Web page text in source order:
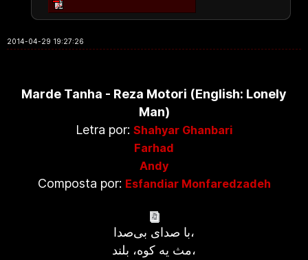
2014-04-29 19:27:26
Marde Tanha - Reza Motori (English: Lonely
Man)
Letra por: Shahyar Ghanbari
Farhad
Andy
Composta por: Esfandiar Monfaredzadeh
با صدای بی‌صدا،
مث يه کوه، بلند،